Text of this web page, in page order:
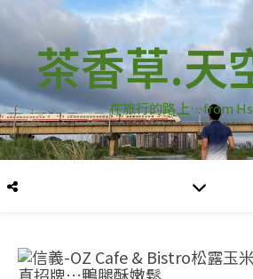
茶香草.天
在旅行的路上…from